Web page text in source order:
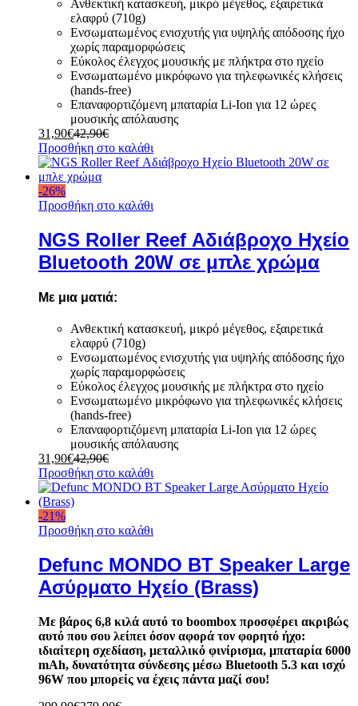
Ανθεκτική κατασκευή, μικρό μέγεθος, εξαιρετικά
ελαφρύ (710g)
Ενσωματωμένος ενισχυτής για υψηλής απόδοσης ήχο
χωρίς παραμορφώσεις
Εύκολος έλεγχος μουσικής με πλήκτρα στο ηχείο
Ενσωματωμένο μικρόφωνο για τηλεφωνικές κλήσεις
(hands-free)
Επαναφορτιζόμενη μπαταρία Li-Ion για 12 ώρες
μουσικής απόλαυσης
31,90€42,90€
Προσθήκη στο καλάθι
-26%
Προσθήκη στο καλάθι
NGS Roller Reef Αδιάβροχο Ηχείο
Bluetooth 20W σε μπλε χρώμα
Με μια ματιά:
Ανθεκτική κατασκευή, μικρό μέγεθος, εξαιρετικά
ελαφρύ (710g)
Ενσωματωμένος ενισχυτής για υψηλής απόδοσης ήχο
χωρίς παραμορφώσεις
Εύκολος έλεγχος μουσικής με πλήκτρα στο ηχείο
Ενσωματωμένο μικρόφωνο για τηλεφωνικές κλήσεις
(hands-free)
Επαναφορτιζόμενη μπαταρία Li-Ion για 12 ώρες
μουσικής απόλαυσης
31,90€42,90€
Προσθήκη στο καλάθι
-21%
Προσθήκη στο καλάθι
Defunc MONDO BT Speaker Large
Aσύρματο Hχείο (Brass)
Με βάρος 6,8 κιλά αυτό το boombox προσφέρει ακριβώς
αυτό που σου λείπει όσον αφορά τον φορητό ήχο:
ιδιαίτερη σχεδίαση, μεταλλικό φινίρισμα, μπαταρία 6000
mAh, δυνατότητα σύνδεσης μέσω Bluetooth 5.3 και ισχύ
96W που μπορείς να έχεις πάντα μαζί σου!